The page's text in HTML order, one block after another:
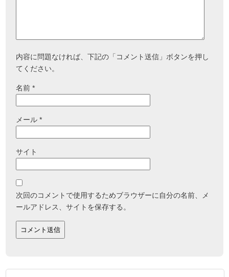
内容に問題なければ、下記の「コメント送信」ボタンを押し
てください。
名前*
メール*
サイト
次回のコメントで使用するためブラウザーに自分の名前、メ
ールアドレス、サイトを保存する。